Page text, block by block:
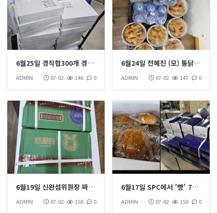
6월25일 경직협300개 경기도 직업 재활시설 협회 후원 하섰습니다
ADMIN 07-02 146 0
6월24일 전혜진 (모) 통닭10개 음료 5묶음 이용인 간식 후원 하셨습니다
ADMIN 07-02 147 0
6월19일 신완섬위훤장 짜사이 후원 하섰습니다
ADMIN 07-02 150 0
6월17일 SPC에서 '빵' 70박스 후원 하섰습니다
ADMIN 07-02 150 0